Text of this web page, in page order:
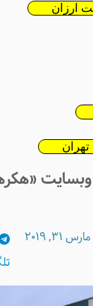
ارزان
تهران
مایکروسافت ۹۹
مارس 31, 2019